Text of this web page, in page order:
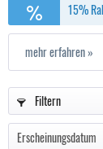
15%
mehr erfahren »
Filtern